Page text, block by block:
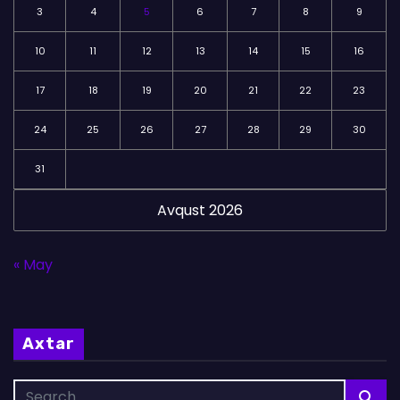
Avqust 2026
3 4 5 6 7 8 9
10 11 12 13 14 15 16
17 18 19 20 21 22 23
24 25 26 27 28 29 30
31
« May
Axtar